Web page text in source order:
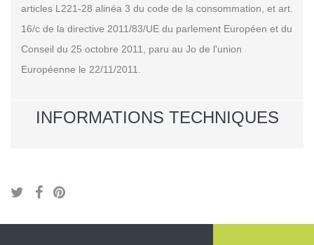
articles L221-28 alinéa 3 du code de la consommation, et art.
16/c de la directive 2011/83/UE du parlement Européen et du
Conseil du 25 octobre 2011, paru au Jo de l'union
Européenne le 22/11/2011.
INFORMATIONS TECHNIQUES